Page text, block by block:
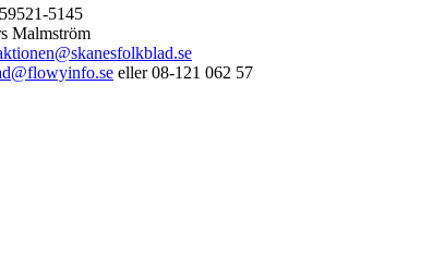
5145
Malmström
eller 08-121 062 57